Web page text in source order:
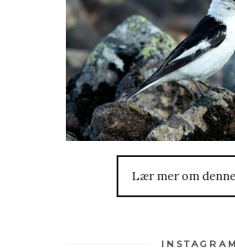
Lær mer om
INSTAGRAM